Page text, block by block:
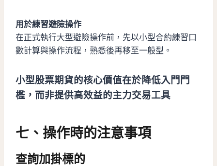
用於練習避險操作
在正式執行大型避險操作前，先以小型合約練習口
數計算與操作流程，熟悉後再移至一般型。
小型股票期貨的核心價值在於降低入門門
檻，而非提供高效益的主力交易工具
七、操作時的注意事項
查詢加掛標的